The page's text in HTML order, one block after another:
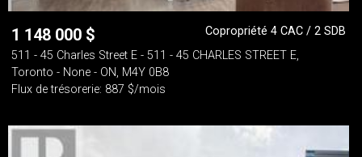
1 148 000 $
Copropriété 4 CAC / 2 SDB
511 - 45 Charles Street E - 511 - 45 CHARLES STREET E,
Toronto - None - ON, M4Y 0B8
Flux de trésorerie: 887 $/mois